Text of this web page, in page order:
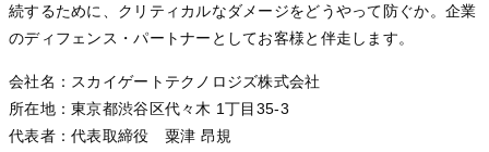
続するために、クリティカルなダメージをどうやって防ぐか。企業
のディフェンス・パートナーとしてお客様と伴走します。
会社名：スカイゲートテクノロジズ株式会社
所在地：東京都渋谷区代々木 1丁目35-3
代表者：代表取締役 粟津 昂規